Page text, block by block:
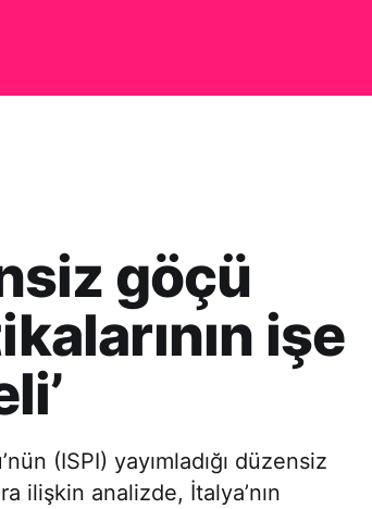
göçü
işe
(ISPI) yayımladığı düzensiz
ilişkin analizde, İtalya’nın